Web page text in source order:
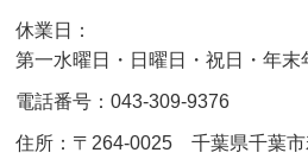
休業日：
第一水曜日・日曜日・祝日・年末
電話番号：043-309-9376
住所：〒264-0025 千葉県千葉市